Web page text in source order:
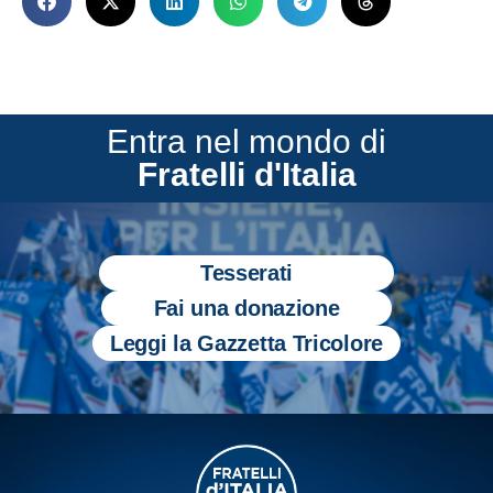
Entra nel mondo di
Fratelli d'Italia
Tesserati
Fai una donazione
Leggi la Gazzetta Tricolore